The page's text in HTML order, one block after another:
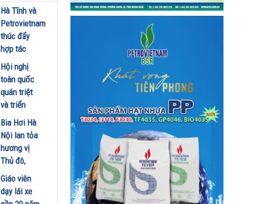
kinh doanh
xăng dầu
29/07/2026
Hà Tĩnh và
Petrovietnam
thúc đẩy
hợp tác
phát triển
trung tâm
công
nghiệp -
sinh thái
tại Vũng
Áng
29/07/2026
Hội nghị
toàn quốc
quán triệt
và triển
khai thực
hiện Nghị
quyết Hội
nghị Trung
29/07/2026
Bia Hơi Hà
Nội lan tỏa
hương vị
Thủ đô,
khuấy động
mùa hè tại
TP. Hồ Chí
Giáo viên
dạy lái xe